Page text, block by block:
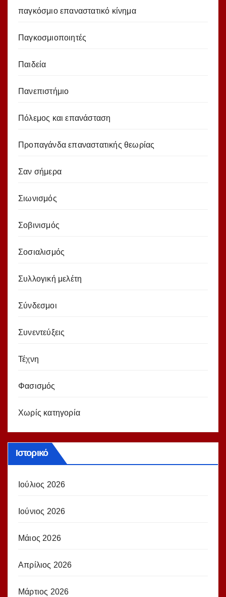
παγκόσμιο επαναστατικό κίνημα
Παγκοσμιοποιητές
Παιδεία
Πανεπιστήμιο
Πόλεμος και επανάσταση
Προπαγάνδα επαναστατικής θεωρίας
Σαν σήμερα
Σιωνισμός
Σοβινισμός
Σοσιαλισμός
Συλλογική μελέτη
Σύνδεσμοι
Συνεντεύξεις
Τέχνη
Φασισμός
Χωρίς κατηγορία
Ιστορικό
Ιούλιος 2026
Ιούνιος 2026
Μάιος 2026
Απρίλιος 2026
Μάρτιος 2026